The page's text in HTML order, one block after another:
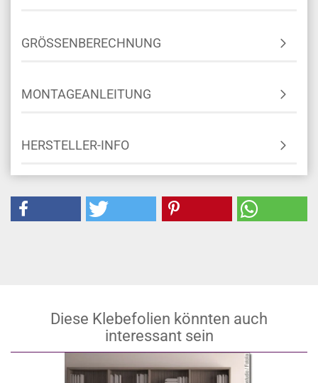
GRÖSSENBERECHNUNG
MONTAGEANLEITUNG
HERSTELLER-INFO
Diese Klebefolien könnten auch
interessant sein